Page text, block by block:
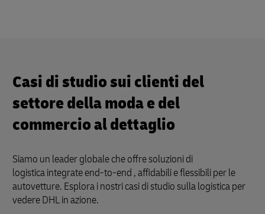
Casi di studio sui clienti del
settore della moda e del
commercio al dettaglio
Siamo un leader globale che offre soluzioni di
logistica integrate end-to-end , affidabili e flessibili per le
autovetture. Esplora i nostri casi di studio sulla logistica per
vedere DHL in azione.